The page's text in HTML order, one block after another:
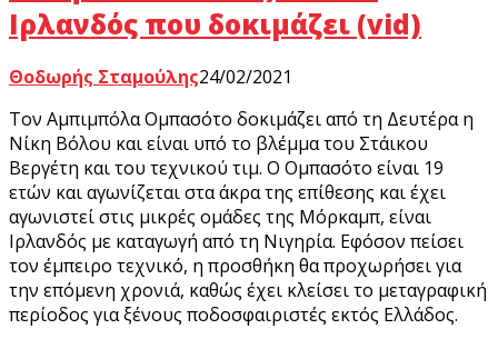
Ιρλανδός που δοκιμάζει (vid)
Θοδωρής Σταμούλης24/02/2021
Τον Αμπιμπόλα Ομπασότο δοκιμάζει από τη Δευτέρα η
Νίκη Βόλου και είναι υπό το βλέμμα του Στάικου
Βεργέτη και του τεχνικού τιμ. O Oμπασότο είναι 19
ετών και αγωνίζεται στα άκρα της επίθεσης και έχει
αγωνιστεί στις μικρές ομάδες της Μόρκαμπ, είναι
Ιρλανδός με καταγωγή από τη Νιγηρία. Εφόσον πείσει
τον έμπειρο τεχνικό, η προσθήκη θα προχωρήσει για
την επόμενη χρονιά, καθώς έχει κλείσει το μεταγραφική
περίοδος για ξένους ποδοσφαιριστές εκτός Ελλάδος.